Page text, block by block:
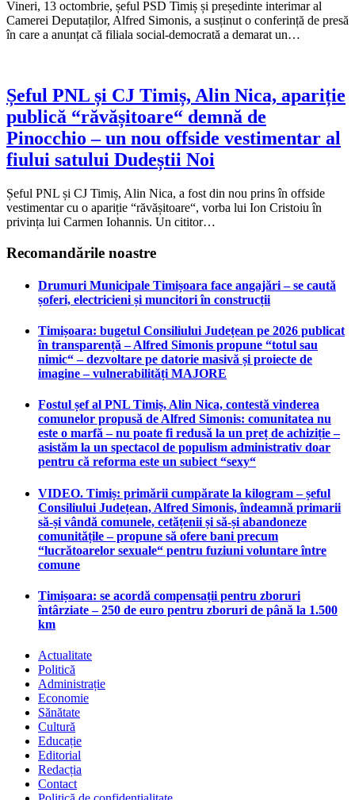
Vineri, 13 octombrie, șeful PSD Timiș și președinte interimar al
Camerei Deputaților, Alfred Simonis, a susținut o conferință de presă
în care a anunțat că filiala social-democrată a demarat un…
Șeful PNL și CJ Timiș, Alin Nica, apariție
publică “răvășitoare“ demnă de
Pinocchio – un nou offside vestimentar al
fiului satului Dudeștii Noi
Șeful PNL și CJ Timiș, Alin Nica, a fost din nou prins în offside
vestimentar cu o apariție “răvășitoare“, vorba lui Ion Cristoiu în
privința lui Carmen Iohannis. Un cititor…
Recomandările noastre
Drumuri Municipale Timișoara face angajări – se caută
șoferi, electricieni și muncitori în construcții
Timișoara: bugetul Consiliului Județean pe 2026 publicat
în transparență – Alfred Simonis propune “totul sau
nimic“ – dezvoltare pe datorie masivă și proiecte de
imagine – vulnerabilități MAJORE
Fostul șef al PNL Timiș, Alin Nica, contestă vinderea
comunelor propusă de Alfred Simonis: comunitatea nu
este o marfă – nu poate fi redusă la un preț de achiziție –
asistăm la un spectacol de populism administrativ doar
pentru că reforma este un subiect “sexy“
VIDEO. Timiș: primării cumpărate la kilogram – șeful
Consiliului Județean, Alfred Simonis, îndeamnă primarii
să-și vândă comunele, cetățenii și să-și abandoneze
comunitățile – propune să ofere bani precum
“lucrătoarelor sexuale“ pentru fuziuni voluntare între
comune
Timișoara: se acordă compensații pentru zboruri
întârziate – 250 de euro pentru zboruri de până la 1.500
km
Actualitate
Politică
Administrație
Economie
Sănătate
Cultură
Educație
Editorial
Redacția
Contact